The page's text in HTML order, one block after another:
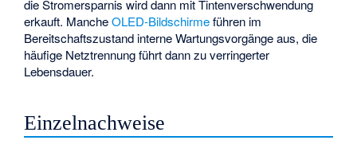
die Stromersparnis wird dann mit Tintenverschwendung
erkauft. MancheOLED-Bildschirmeführen im
Bereitschaftszustand interne Wartungsvorgänge aus, die
häufige Netztrennung führt dann zu verringerter
Lebensdauer.
Einzelnachweise